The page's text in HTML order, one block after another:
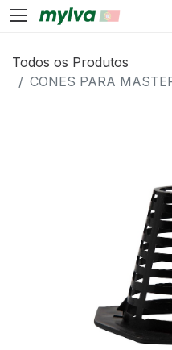
Todos os Produtos
CONES PARA